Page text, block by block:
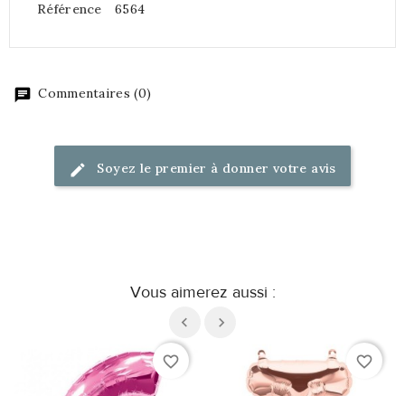
Référence 6564
Commentaires (0)
Soyez le premier à donner votre avis
Vous aimerez aussi :
favorite_border favorite_border